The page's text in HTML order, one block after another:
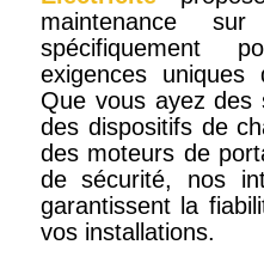
maintenance
spécifiquement
exigences uniques
Que vous ayez des
des dispositifs de
des moteurs de
de sécurité, nos
garantissent la
vos installations.